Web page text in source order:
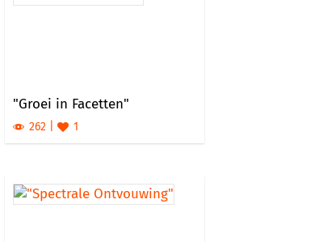
"Groei in Facetten"
262 1